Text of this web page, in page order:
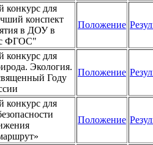
конкурс для
конспект
в ДОУ в
с ФГОС"
Положение
конкурс для
Экология.
Году
Положение
конкурс для
Положение